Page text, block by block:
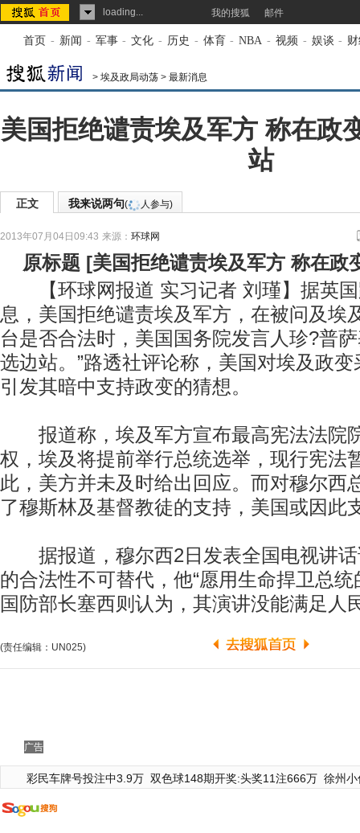
loading... 我的搜狐 邮件
首页 - 新闻 - 军事 - 文化 - 历史 - 体育 - NBA - 视频 - 娱谈 -
> 埃及政局动荡 > 最新消息
美国拒绝谴责埃及军方 称在政
站
正文 我来说两句( 人参与)
2013年07月04日09:43 来源： 环球网
原标题 [美国拒绝谴责埃及军方 称在政
【环球网报道 实习记者 刘瑾】据英国
息，美国拒绝谴责埃及军方，在被问及埃
台是否合法时，美国国务院发言人珍?普
选边站。”路透社评论称，美国对埃及政
引发其暗中支持政变的猜想。
报道称，埃及军方宣布最高宪法法院
权，埃及将提前举行总统选举，现行宪法
此，美方并未及时给出回应。而对穆尔西
了穆斯林及基督教徒的支持，美国或因此
据报道，穆尔西2日发表全国电视讲话
的合法性不可替代，他“愿用生命捍卫总统
国防部长塞西则认为，其演讲没能满足人
(责任编辑：UN025)
广告
彩民车牌号投注中3.9万 双色球148期开奖:头奖11注666万 徐州